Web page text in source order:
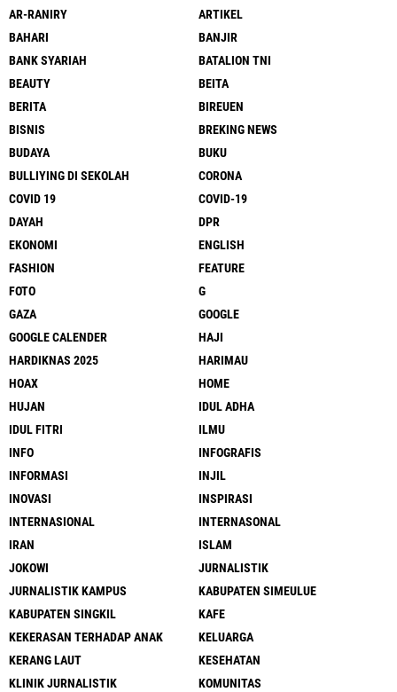
AR-RANIRY
ARTIKEL
BAHARI
BANJIR
BANK SYARIAH
BATALION TNI
BEAUTY
BEITA
BERITA
BIREUEN
BISNIS
BREKING NEWS
BUDAYA
BUKU
BULLIYING DI SEKOLAH
CORONA
COVID 19
COVID-19
DAYAH
DPR
EKONOMI
ENGLISH
FASHION
FEATURE
FOTO
G
GAZA
GOOGLE
GOOGLE CALENDER
HAJI
HARDIKNAS 2025
HARIMAU
HOAX
HOME
HUJAN
IDUL ADHA
IDUL FITRI
ILMU
INFO
INFOGRAFIS
INFORMASI
INJIL
INOVASI
INSPIRASI
INTERNASIONAL
INTERNASONAL
IRAN
ISLAM
JOKOWI
JURNALISTIK
JURNALISTIK KAMPUS
KABUPATEN SIMEULUE
KABUPATEN SINGKIL
KAFE
KEKERASAN TERHADAP ANAK
KELUARGA
KERANG LAUT
KESEHATAN
KLINIK JURNALISTIK
KOMUNITAS